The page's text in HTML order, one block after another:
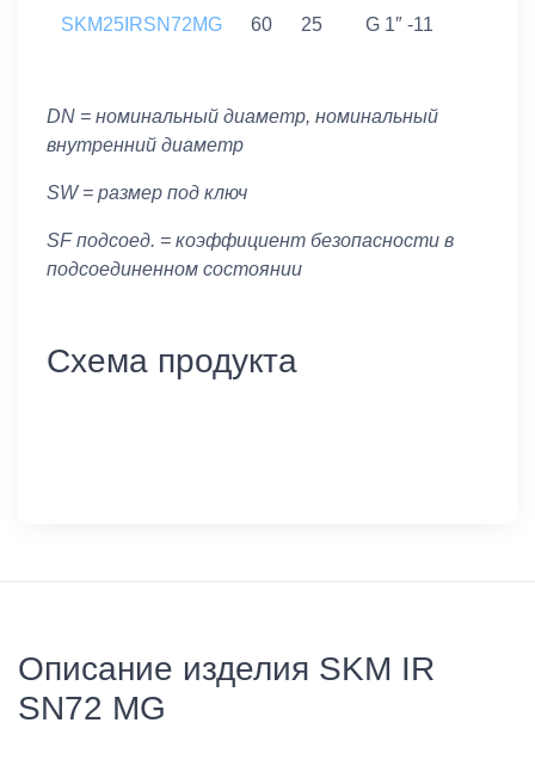
SKM25IRSN72MG 60 25 G 1″ -11
DN = номинальный диаметр, номинальный
внутренний диаметр
SW = размер под ключ
SF подсоед. = коэффициент безопасности в
подсоединенном состоянии
Схема продукта
Описание изделия SKM IR
SN72 MG